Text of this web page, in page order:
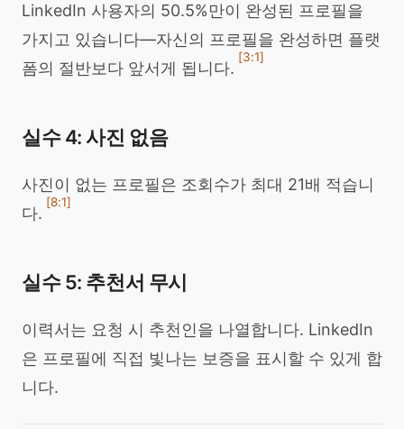
LinkedIn 사용자의 50.5%만이 완성된 프로필을
가지고 있습니다—자신의 프로필을 완성하면 플랫
폼의 절반보다 앞서게 됩니다.
[3:1]
실수 4: 사진 없음
사진이 없는 프로필은 조회수가 최대 21배 적습니
다.
[8:1]
실수 5: 추천서 무시
이력서는 요청 시 추천인을 나열합니다. LinkedIn
은 프로필에 직접 빛나는 보증을 표시할 수 있게 합
니다.